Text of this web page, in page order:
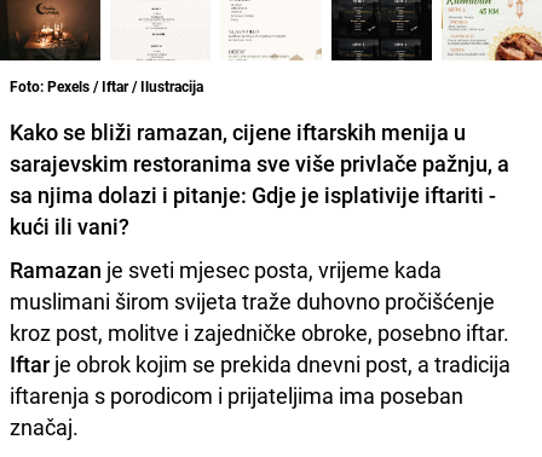
Foto: Pexels / Iftar / Ilustracija
Kako se bliži ramazan, cijene iftarskih menija u
sarajevskim restoranima sve više privlače pažnju, a
sa njima dolazi i pitanje: Gdje je isplativije iftariti -
kući ili vani?
Ramazan je sveti mjesec posta, vrijeme kada
muslimani širom svijeta traže duhovno pročišćenje
kroz post, molitve i zajedničke obroke, posebno iftar.
Iftar je obrok kojim se prekida dnevni post, a tradicija
iftarenja s porodicom i prijateljima ima poseban
značaj.